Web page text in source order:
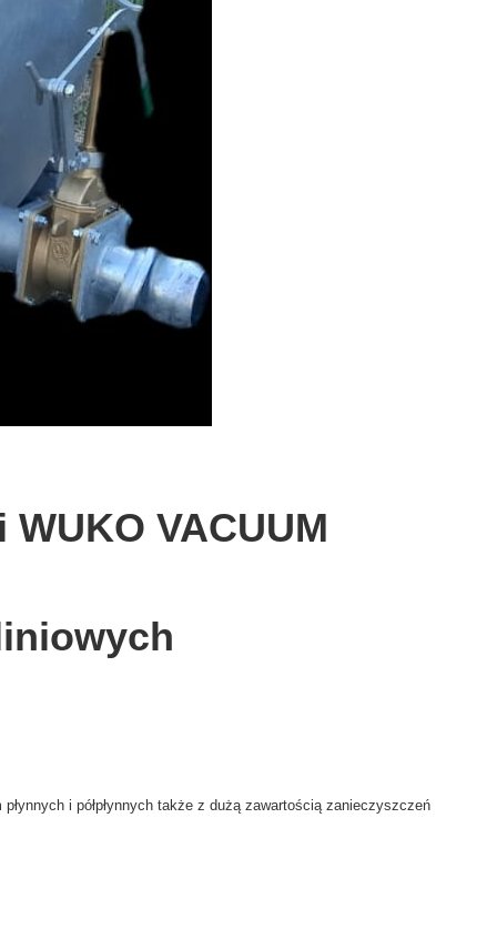
VACUUM
i półpłynnych także z dużą zawartością zanieczyszczeń